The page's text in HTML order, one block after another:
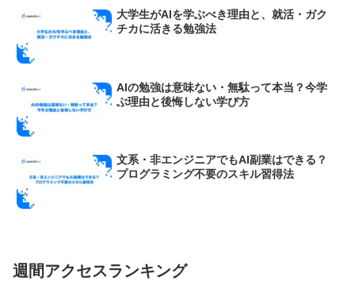
大学生がAIを学ぶべき理由と、就活・ガク
チカに活きる勉強法
AIの勉強は意味ない・無駄って本当？今学
ぶ理由と後悔しない学び方
文系・非エンジニアでもAI副業はできる？
プログラミング不要のスキル習得法
週間アクセスランキング